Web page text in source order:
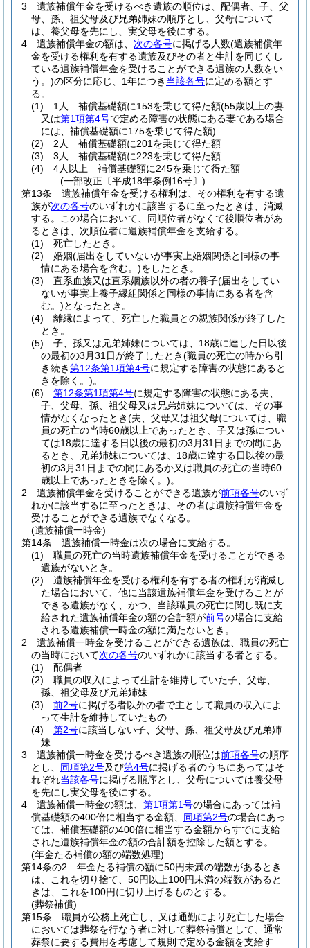
3
遺族補償年金を受けるべき遺族の順位は、配偶者、子、父
母、孫、祖父母及び兄弟姉妹の順序とし、父母について
は、養父母を先にし、実父母を後にする。
4
遺族補償年金の額は、 次の各号に掲げる人数(遺族補償年
金を受ける権利を有する遺族及びその者と生計を同じくし
ている遺族補償年金を受けることができる遺族の人数をい
う。)の区分に応じ、1年につき 当該各号に定める額とす
る。
(1)
1人 補償基礎額に153を乗じて得た額(55歳以上の妻
又は第1項第4号で定める障害の状態にある妻である場合
には、補償基礎額に175を乗じて得た額)
(2)
2人 補償基礎額に201を乗じて得た額
(3)
3人 補償基礎額に223を乗じて得た額
(4)
4人以上 補償基礎額に245を乗じて得た額
(一部改正〔平成18年条例16号〕)
第13条
遺族補償年金を受ける権利は、その権利を有する遺
族が次の各号のいずれかに該当するに至ったときは、消滅
する。
この場合において、同順位者がなくて後順位者があ
るときは、次順位者に遺族補償年金を支給する。
(1)
死亡したとき。
(2)
婚姻(届出をしていないが事実上婚姻関係と同様の事
情にある場合を含む。)をしたとき。
(3)
直系血族又は直系姻族以外の者の養子(届出をしてい
ないが事実上養子縁組関係と同様の事情にある者を含
む。)となったとき。
(4)
離縁によって、死亡した職員との親族関係が終了した
とき。
(5)
子、孫又は兄弟姉妹については、18歳に達した日以後
の最初の3月31日が終了したとき(職員の死亡の時から引
き続き第12条第1項第4号に規定する障害の状態にあると
きを除く。)。
(6)
第12条第1項第4号に規定する障害の状態にある夫、
子、父母、孫、祖父母又は兄弟姉妹については、その事
情がなくなったとき(夫、父母又は祖父母については、職
員の死亡の当時60歳以上であったとき、子又は孫につい
ては18歳に達する日以後の最初の3月31日までの間にあ
るとき、兄弟姉妹については、18歳に達する日以後の最
初の3月31日までの間にあるか又は職員の死亡の当時60
歳以上であったときを除く。)。
2
遺族補償年金を受けることができる遺族が前項各号のいず
れかに該当するに至ったときは、その者は遺族補償年金を
受けることができる遺族でなくなる。
(遺族補償一時金)
第14条
遺族補償一時金は次の場合に支給する。
(1)
職員の死亡の当時遺族補償年金を受けることができる
遺族がないとき。
(2)
遺族補償年金を受ける権利を有する者の権利が消滅し
た場合において、他に当該遺族補償年金を受けることが
できる遺族がなく、かつ、当該職員の死亡に関し既に支
給された遺族補償年金の額の合計額が前号の場合に支給
される遺族補償一時金の額に満たないとき。
2
遺族補償一時金を受けることができる遺族は、職員の死亡
の当時において次の各号のいずれかに該当する者とする。
(1)
配偶者
(2)
職員の収入によって生計を維持していた子、父母、
孫、祖父母及び兄弟姉妹
(3)
前2号に掲げる者以外の者で主として職員の収入によ
って生計を維持していたもの
(4)
第2号に該当しない子、父母、孫、祖父母及び兄弟姉
妹
3
遺族補償一時金を受けるべき遺族の順位は前項各号の順序
とし、 同項第2号及び第4号に掲げる者のうちにあってはそ
れぞれ当該各号に掲げる順序とし、父母については養父母
を先にし実父母を後にする。
4
遺族補償一時金の額は、 第1項第1号の場合にあっては補
償基礎額の400倍に相当する金額、 同項第2号の場合にあっ
ては、補償基礎額の400倍に相当する金額からすでに支給
された遺族補償年金の額の合計額を控除した額とする。
(年金たる補償の額の端数処理)
第14条の2
年金たる補償の額に50円未満の端数があるとき
は、これを切り捨て、50円以上100円未満の端数があると
きは、これを100円に切り上げるものとする。
(葬祭補償)
第15条
職員が公務上死亡し、又は通勤により死亡した場合
においては葬祭を行なう者に対して葬祭補償として、通常
葬祭に要する費用を考慮して規則で定める金額を支給す